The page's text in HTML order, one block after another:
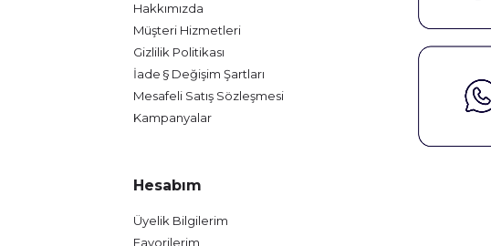
Hakkımızda
Müşteri Hizmetleri
Gizlilik Politikası
İade § Değişim Şartları
Mesafeli Satış Sözleşmesi
Kampanyalar
Hesabım
Üyelik Bilgilerim
Favorilerim